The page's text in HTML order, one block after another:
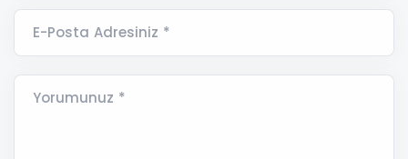
E-Posta Adresiniz *
Yorumunuz *